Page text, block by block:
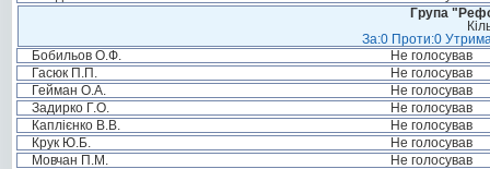
Група
За:0 Проти:0
Бобильов О.Ф.
Не голосував
Гасюк П.П.
Не голосував
Гейман О.А.
Не голосував
Задирко Г.О.
Не голосував
Каплієнко В.В.
Не голосував
Крук Ю.Б.
Не голосував
Мовчан П.М.
Не голосував